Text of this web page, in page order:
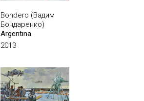
Bondero (Вадим
Бондаренко)
Argentina
2013